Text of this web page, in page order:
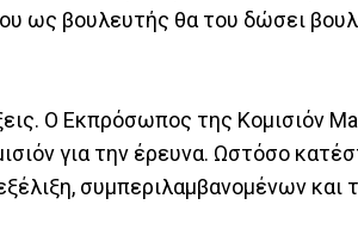
ως βουλευτής θα του δώσει
Ο Εκπρόσωπος της Κομισιόν
για την έρευνα. Ωστόσο
συμπεριλαμβανομένων και